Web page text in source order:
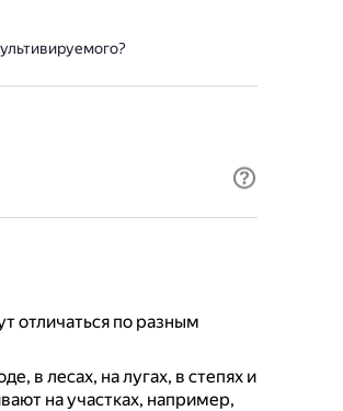
отличаться по разным
в лесах, на лугах, в степях и
на участках, например,